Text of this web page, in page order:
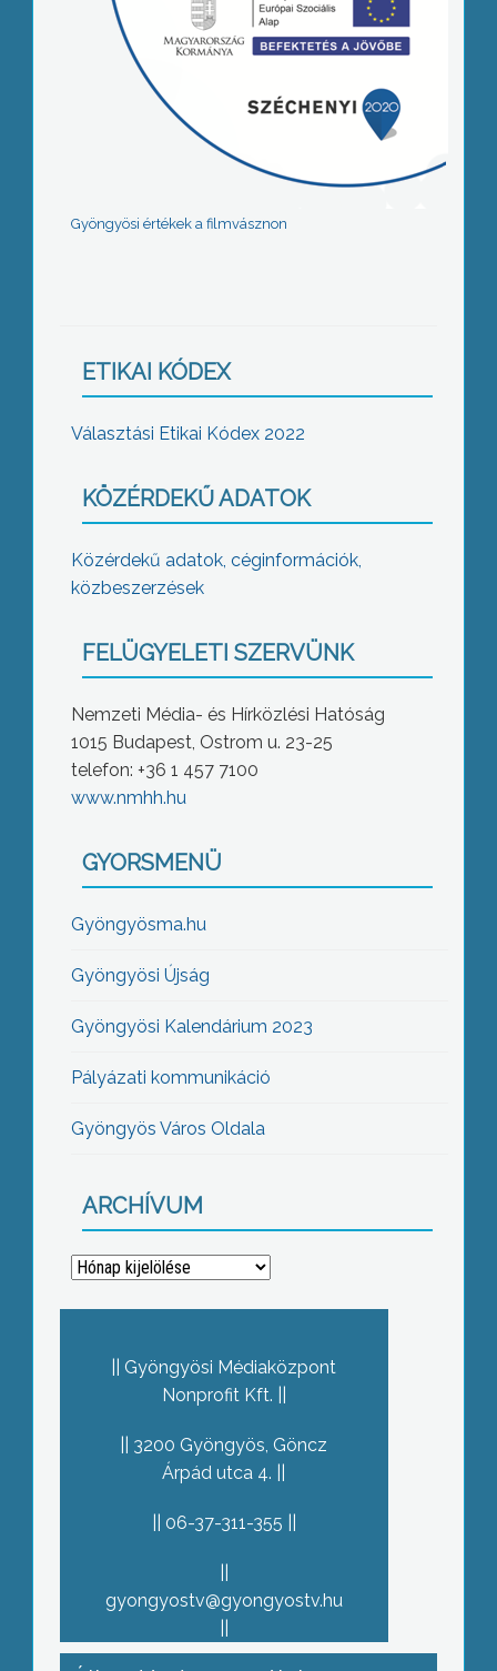
Gyöngyösi értékek a filmvásznon
ETIKAI KÓDEX
Választási Etikai Kódex 2022
KÖZÉRDEKŰ ADATOK
Közérdekű adatok, céginformációk,
közbeszerzések
FELÜGYELETI SZERVÜNK
Nemzeti Média- és Hírközlési Hatóság
1015 Budapest, Ostrom u. 23-25
telefon: +36 1 457 7100
www.nmhh.hu
GYORSMENÜ
Gyöngyösma.hu
Gyöngyösi Újság
Gyöngyösi Kalendárium 2023
Pályázati kommunikáció
Gyöngyös Város Oldala
ARCHÍVUM
Archívum
Gyöngyösi Médiaközpont
Nonprofit Kft.
3200 Gyöngyös, Göncz
Árpád utca 4.
06-37-311-355
gyongyostv@gyongyostv.hu